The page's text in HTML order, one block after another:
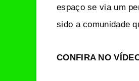
espaço se via um
sido a comunidade
CONFIRA NO